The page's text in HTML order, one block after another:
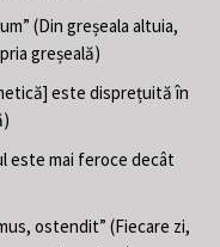
(Din greșeala altuia,
greșeală)
este disprețuită în
este mai feroce decât
ostendit” (Fiecare zi,